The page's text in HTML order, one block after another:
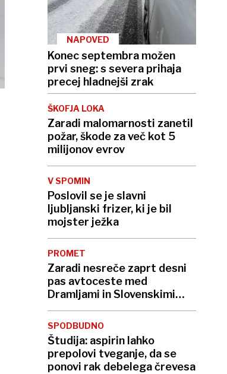
NAPOVED
Konec septembra možen
prvi sneg: s severa prihaja
precej hladnejši zrak
ŠKOFJA LOKA
Zaradi malomarnosti zanetil
požar, škode za več kot 5
milijonov evrov
V SPOMIN
Poslovil se je slavni
ljubljanski frizer, ki je bil
mojster ježka
PROMET
Zaradi nesreče zaprt desni
pas avtoceste med
Dramljami in Slovenskimi
Konjicami
SPODBUDNO
Študija: aspirin lahko
prepolovi tveganje, da se
ponovi rak debelega črevesa